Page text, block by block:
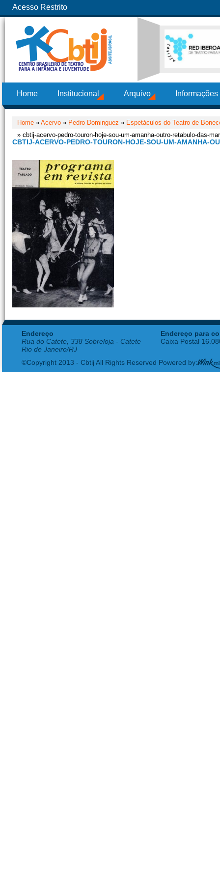
Acesso Restrito
Home Institucional Arquivo
Home » Acervo » Pedro Dominguez » Espetáculos do Teatro de
» cbtij-acervo-pedro-touron-hoje-sou-um-amanha-outro-retabulo-das-
CBTIJ-ACERVO-PEDRO-TOURON-HOJE-SOU-UM-AMANHA-
Endereço
Rua do Catete, 338 Sobreloja - Catete
Rio de Janeiro/RJ
Endereço para
Caixa Postal
©Copyright 2013 - Cbtij All Rights Reserved Powered by: